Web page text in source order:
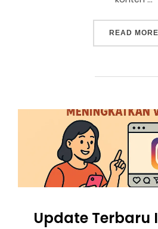
READ MORE
Update Terbaru